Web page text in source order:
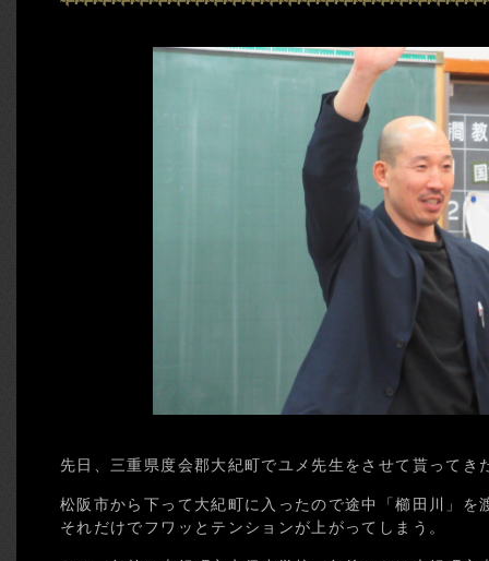
先日、三重県度会郡大紀町でユメ先生をさせて貰ってき
松阪市から下って大紀町に入ったので途中「櫛田川」を
それだけでフワッとテンションが上がってしまう。